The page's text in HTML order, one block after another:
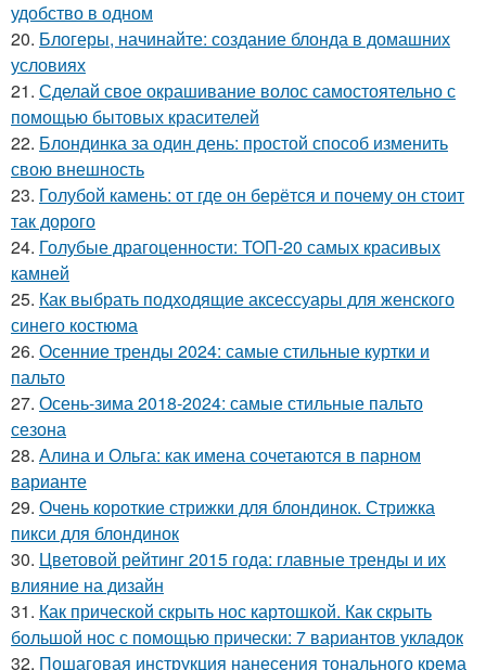
удобство в одном
20. Блогеры, начинайте: создание блонда в домашних
условиях
21. Сделай свое окрашивание волос самостоятельно с
помощью бытовых красителей
22. Блондинка за один день: простой способ изменить
свою внешность
23. Голубой камень: от где он берётся и почему он стоит
так дорого
24. Голубые драгоценности: ТОП-20 самых красивых
камней
25. Как выбрать подходящие аксессуары для женского
синего костюма
26. Осенние тренды 2024: самые стильные куртки и
пальто
27. Осень-зима 2018-2024: самые стильные пальто
сезона
28. Алина и Ольга: как имена сочетаются в парном
варианте
29. Очень короткие стрижки для блондинок. Стрижка
пикси для блондинок
30. Цветовой рейтинг 2015 года: главные тренды и их
влияние на дизайн
31. Как прической скрыть нос картошкой. Как скрыть
большой нос с помощью прически: 7 вариантов укладок
32. Пошаговая инструкция нанесения тонального крема